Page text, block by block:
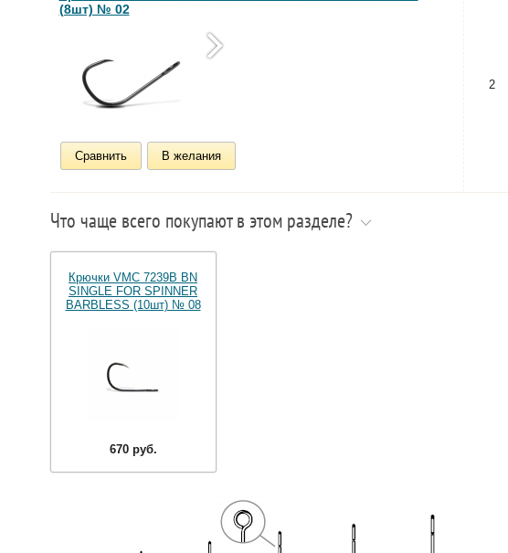
(8шт) № 02
Сравнить В желания
2
Что чаще всего покупают в этом разделе?
Крючки VMC 7239B BN
SINGLE FOR SPINNER
BARBLESS (10шт) № 08
670 руб.